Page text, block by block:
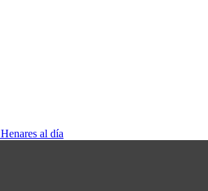
Henares al día